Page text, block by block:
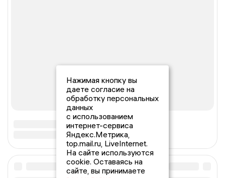
Нажимая кнопку вы
даете согласие на
обработку персональных
данных
с использованием
интернет-сервиса
Яндекс.Метрика,
top.mail.ru, LiveInternet.
На сайте используются
cookie. Оставаясь на
сайте, вы принимаете